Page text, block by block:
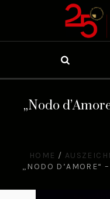
„Nodo
HOME /
„NODO D’AMORE“